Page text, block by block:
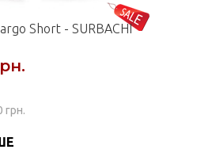
Short - SURBACHI
грн.